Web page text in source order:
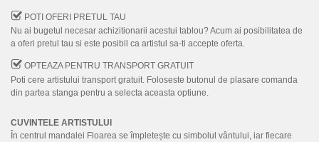
DESPRE NOI
CONTACT
PORTRETE LA COMANDA
POTI OFERI PRETUL TAU
Nu ai bugetul necesar achizitionarii acestui tablou? Acum ai posibilitatea de
a oferi pretul tau si este posibil ca artistul sa-ti accepte oferta.
OPTEAZA PENTRU TRANSPORT GRATUIT
Poti cere artistului transport gratuit. Foloseste butonul de plasare comanda
din partea stanga pentru a selecta aceasta optiune.
CUVINTELE ARTISTULUI
În centrul mandalei Floarea se împletește cu simbolul vântului, iar fiecare